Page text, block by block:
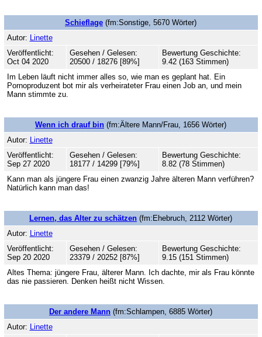
Schieflage (fm:Sonstige, 5670 Wörter)
Autor: Linette
Veröffentlicht:
Oct 04 2020
Gesehen / Gelesen:
20500 / 18276 [89%]
Bewertung Geschichte:
9.42 (163 Stimmen)
Im Leben läuft nicht immer alles so, wie man es geplant hat. Ein
Pornoproduzent bot mir als verheirateter Frau einen Job an, und mein
Mann stimmte zu.
Wenn ich drauf bin (fm:Ältere Mann/Frau, 1656 Wörter)
Autor: Linette
Veröffentlicht:
Sep 27 2020
Gesehen / Gelesen:
18177 / 14299 [79%]
Bewertung Geschichte:
8.82 (78 Stimmen)
Kann man als jüngere Frau einen zwanzig Jahre älteren Mann verführen?
Natürlich kann man das!
Lernen, das Alter zu schätzen (fm:Ehebruch, 2112 Wörter)
Autor: Linette
Veröffentlicht:
Sep 20 2020
Gesehen / Gelesen:
23379 / 20252 [87%]
Bewertung Geschichte:
9.15 (151 Stimmen)
Altes Thema: jüngere Frau, älterer Mann. Ich dachte, mir als Frau könnte
das nie passieren. Denken heißt nicht Wissen.
Der andere Mann (fm:Schlampen, 6885 Wörter)
Autor: Linette